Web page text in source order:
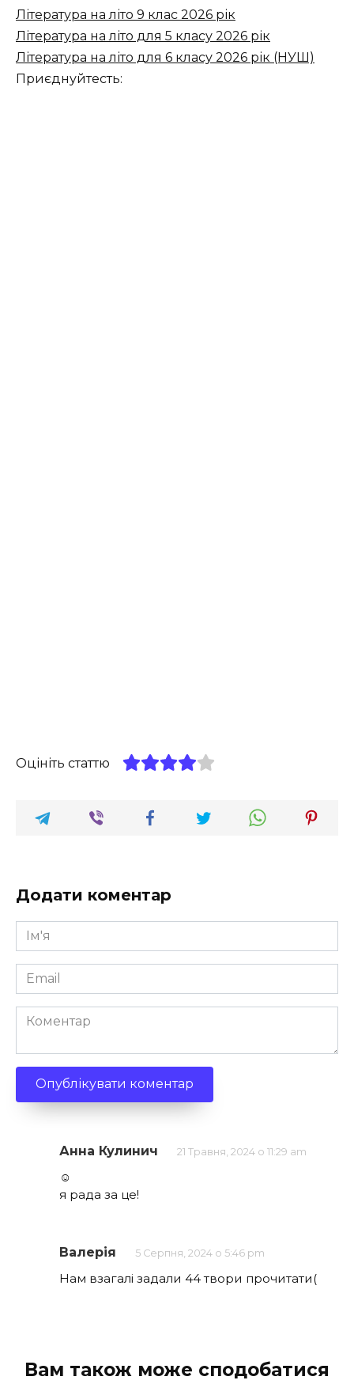
Література на літо 9 клас 2026 рік
Література на літо для 5 класу 2026 рік
Література на літо для 6 класу 2026 рік (НУШ)
Приєднуйтесть:
Оцініть статтю
Додати коментар
Ім'я
*
Email
*
Коментар
Анна Кулинич 21 Травня, 2024 о 11:29 am
☺️
я рада за це!
Валерія 5 Серпня, 2024 о 5:46 pm
Нам взагалі задали 44 твори прочитати(
Вам також може сподобатися